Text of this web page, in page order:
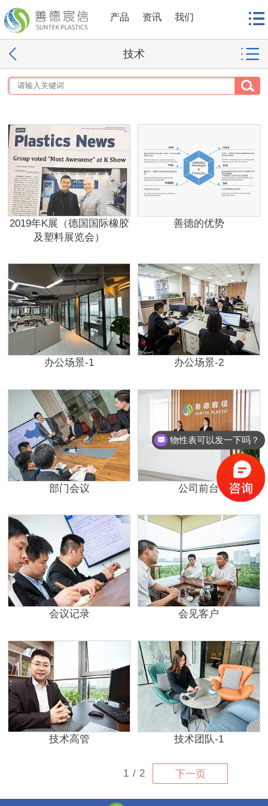
产品 资讯 我们
技术
2019年K展（德国国际橡胶
及塑料展览会）
善德的优势
办公场景-1 办公场景-2
部门会议 公司前台
会议记录 会见客户
技术高管 技术团队-1
1 / 2 下一页
物性表可以发一下吗？